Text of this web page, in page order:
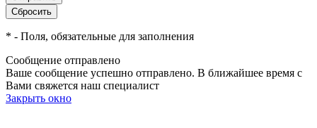
* - Поля, обязательные для заполнения
Сообщение отправлено
Ваше сообщение успешно отправлено. В ближайшее время с
Вами свяжется наш специалист
Закрыть окно